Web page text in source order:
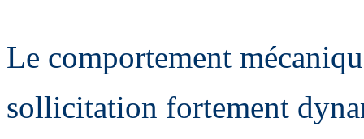
Le comportement
sollicitation fortement